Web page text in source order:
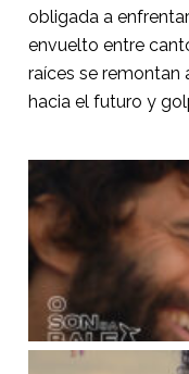
obligada a
envuelto entre
raíces se remontan
hacia el futuro y